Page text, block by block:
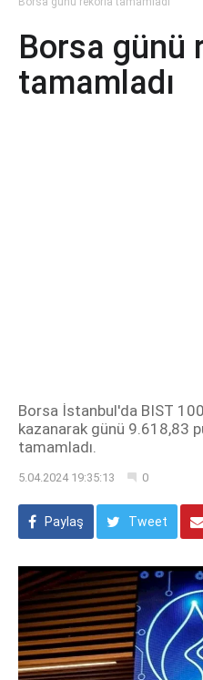
Borsa günü
tamamladı
Borsa İstanbul'da BIST
kazanarak günü 9.618,83
tamamladı.
5.04.2024 19:35:13 0
Paylaş Tweet